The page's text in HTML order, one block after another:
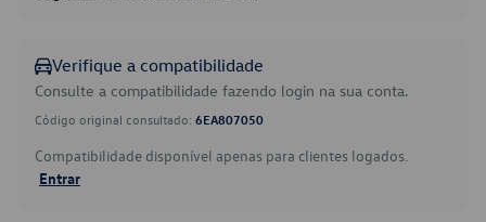
Verifique a compatibilidade
Consulte a compatibilidade fazendo login na sua conta.
Código original consultado: 6EA807050
Compatibilidade disponível apenas para clientes logados.
Entrar